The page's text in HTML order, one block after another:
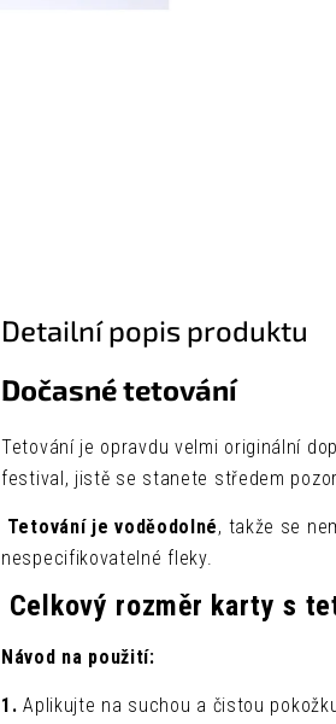
Detailní popis produktu
Dočasné tetování
Tetování je opravdu velmi originální
festival, jistě se stanete středem
Tetování je voděodolné, takže se
nespecifikovatelné fleky.
Celkový rozměr karty s
Návod na použití:
1.Aplikujte na suchou a čistou